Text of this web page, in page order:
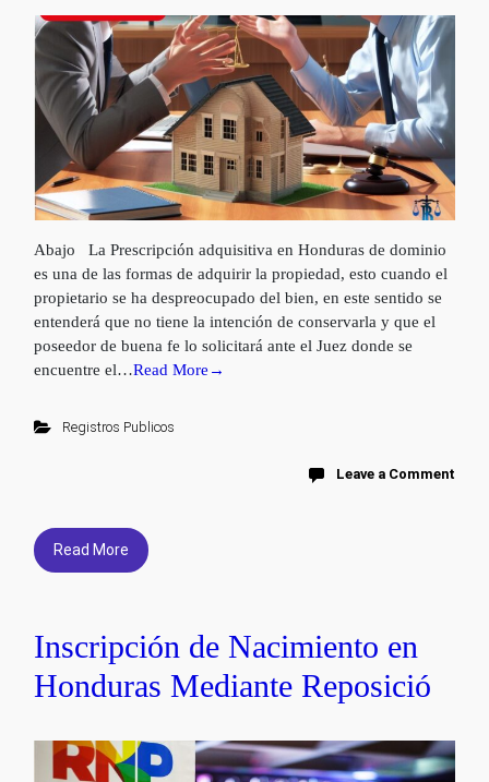
Abajo La Prescripción adquisitiva en Honduras de dominio
es una de las formas de adquirir la propiedad, esto cuando el
propietario se ha despreocupado del bien, en este sentido se
entenderá que no tiene la intención de conservarla y que el
poseedor de buena fe lo solicitará ante el Juez donde se
encuentre el…Read More→
Registros Publicos
Leave a Comment
Read More
Inscripción de Nacimiento en
Honduras Mediante Reposició